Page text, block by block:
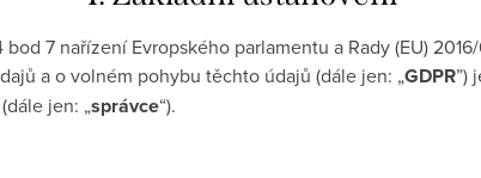
7 nařízení Evropského parlamentu a Rady (EU)
a o volném pohybu těchto údajů (dále jen: „GDPR”)
jen: „správce“).